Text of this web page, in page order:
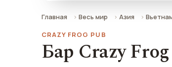
Главная Весь мир Азия
CRAZY FROG PUB
Бар Crazy